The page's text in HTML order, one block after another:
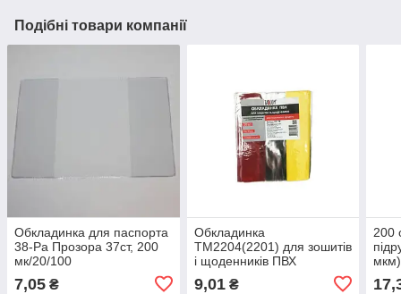
Подібні товари компанії
Обкладинка для паспорта
38-Ра Прозора 37ст, 200
мк/20/100
7,05 ₴
Обкладинка
ТМ2204(2201) для зошитів
і щоденників ПВХ
210*345(140 мк) 20/1000
9,01₴
200
мкм)